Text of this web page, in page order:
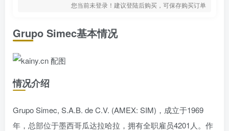
您当前未登录！建议登陆后购买，可保存购买订单
Grupo Simec基本情况
情况介绍
Grupo Simec, S.A.B. de C.V. (AMEX: SIM)，成立于1969
年，总部位于墨西哥瓜达拉哈拉，拥有全职雇员4201人。作